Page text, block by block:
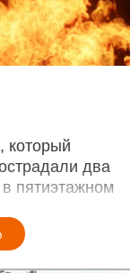
который
два
пятиэтажном